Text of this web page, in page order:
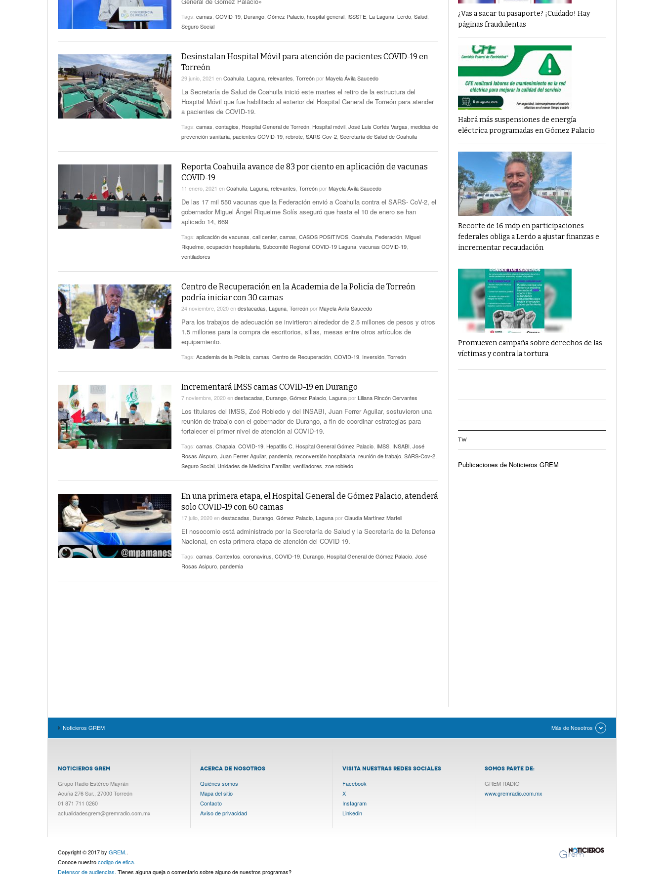
Tags: camas COVID-19 Durango Gómez Palacio hospital general ISSSTE La Laguna Lerdo Salud
Seguro Social
Desinstalan Hospital Móvil para atención de pacientes COVID-19 en
Torreón
29 junio, 2021 enCoahuila Laguna relevantes TorreónporMayela Ávila Saucedo
La Secretaría de Salud de Coahuila inició este martes el retiro de la estructura del
Hospital Móvil que fue habilitado al exterior del Hospital General de Torreón para atender
a pacientes de COVID-19.
Tags: camas contagios Hospital General de Torreón Hospital móvil José Luis Cortés Vargas medidas de
prevención sanitaria pacientes COVID-19 rebrote SARS-Cov-2 Secretaría de Salud de Coahuila
Reporta Coahuila avance de 83 por ciento en aplicación de vacunas
COVID-19
11 enero, 2021 enCoahuila Laguna relevantes TorreónporMayela Ávila Saucedo
De las 17 mil 550 vacunas que la Federación envió a Coahuila contra el SARS- CoV-2, el
gobernador Miguel Ángel Riquelme Solís aseguró que hasta el 10 de enero se han
aplicado 14, 669
Tags: aplicación de vacunas call center, camas CASOS POSITIVOS Coahuila Federación Miguel
Riquelme ocupación hospitalaria Subcomité Regional COVID-19 Laguna vacunas COVID-19
ventiladores
Centro de Recuperación en la Academia de la Policía de Torreón
podría iniciar con 30 camas
24 noviembre, 2020endestacadas Laguna TorreónporMayela Ávila Saucedo
Para los trabajos de adecuación se invirtieron alrededor de 2.5 millones de pesos y otros
1.5 millones para la compra de escritorios, sillas, mesas entre otros artículos de
equipamiento.
Tags: Academia de la Policía camas Centro de Recuperación COVID-19 Inversión Torreón
Incrementará IMSS camas COVID-19 en Durango
7 noviembre, 2020endestacadas Durango Gómez Palacio Lagunapor Liliana Rincón Cervantes
Los titulares del IMSS, Zoé Robledo y del INSABI, Juan Ferrer Aguilar, sostuvieron una
reunión de trabajo con el gobernador de Durango, a fin de coordinar estrategias para
fortalecer el primer nivel de atención al COVID-19.
Tags: camas Chapala COVID-19 Hepatitis C Hospital General Gómez Palacio IMSS INSABI José
Rosas Aispuro Juan Ferrer Aguilar, pandemia reconversión hospitalaria reunión de trabajo SARS-Cov-2
Seguro Social Unidades de Medicina Familiar, ventiladores zoe robledo
En una primera etapa, el Hospital General de Gómez Palacio, atenderá
solo COVID-19 con 60 camas
17 julio, 2020endestacadas Durango Gómez Palacio LagunaporClaudia Martínez Martell
El nosocomio está administrado por la Secretaría de Salud y la Secretaría de la Defensa
Nacional, en esta primera etapa de atención del COVID-19.
Tags: camas Contextos coronavirus COVID-19 Durango Hospital General de Gómez Palacio José
Rosas Asipuro pandemia
¿Vas a sacar tu pasaporte? ¡Cuidado! Hay
páginas fraudulentas
Habrá más suspensiones de energía
eléctrica programadas en Gómez Palacio
Recorte de 16 mdp en participaciones
federales obliga a Lerdo a ajustar finanzas e
incrementar recaudación
Promueven campaña sobre derechos de las
víctimas y contra la tortura
TW
Publicaciones de Noticieros GREM
Noticieros GREM Más de Nosotros
NOTICIEROS GREM
Grupo Radio Estéreo Mayrán
Acuña 276 Sur., 27000 Torreón
01 871 711 0260
actualidadesgrem@gremradio.com.mx
ACERCA DE NOSOTROS
Quiénes somos
Mapa del sitio
Contacto
Aviso de privacidad
VISITA NUESTRAS REDES SOCIALES
Facebook
X
Instagram
Linkedin
SOMOS PARTE DE:
GREM RADIO
www.gremradio.com.mx
Copyright © 2017 by GREM..
Conoce nuestrocodigo de etica.
Defensor de audiencias. Tienes alguna queja o comentario sobre alguno de nuestros programas?